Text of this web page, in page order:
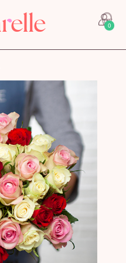
0